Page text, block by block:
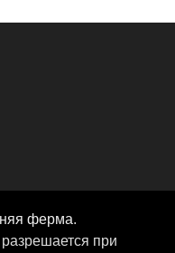
ферма.
при